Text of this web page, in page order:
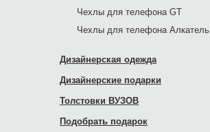
Чехлы для телефона GT
Чехлы для телефона Алкатель
Дизайнерская одежда
Дизайнерские подарки
Толстовки ВУЗОВ
Подобрать подарок